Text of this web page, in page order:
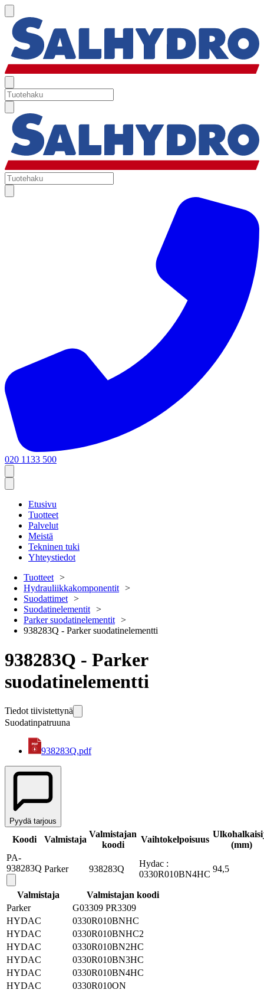
020 1133 500
Etusivu
Tuotteet
Palvelut
Meistä
Tekninen tuki
Yhteystiedot
Tuotteet
Hydrauliikkakomponentit
Suodattimet
Suodatinelementit
Parker suodatinelementit
938283Q - Parker suodatinelementti
938283Q - Parker
suodatinelementti
Tiedot tiivistettynä
Suodatinpatruuna
938283Q.pdf
Pyydä tarjous
Koodi Valmistaja
Valmistajan
koodi
Vaihtokelpoisuus
(mm)
PA-
938283Q Parker 938283Q
Hydac :
0330R010BN4HC
94,5
Valmistaja
Valmistajan koodi
Parker
G03309 PR3309
HYDAC
0330R010BNHC
HYDAC
0330R010BNHC2
HYDAC
0330R010BN2HC
HYDAC
0330R010BN3HC
HYDAC
0330R010BN4HC
HYDAC
0330R010ON